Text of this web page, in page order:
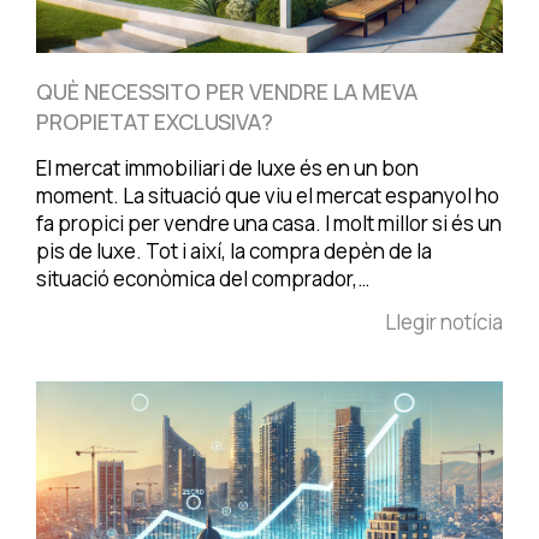
QUÈ NECESSITO PER VENDRE LA MEVA
PROPIETAT EXCLUSIVA?
El mercat immobiliari de luxe és en un bon
moment. La situació que viu el mercat espanyol ho
fa propici per vendre una casa. I molt millor si és un
pis de luxe. Tot i així, la compra depèn de la
situació econòmica del comprador,…
Llegir notícia